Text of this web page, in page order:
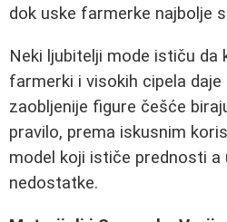
dok uske farmerke najbolje
Neki ljubitelji mode ističu da
farmerki i visokih cipela
zaobljenije figure češće
pravilo, prema iskusnim
model koji ističe prednosti a
nedostatke.